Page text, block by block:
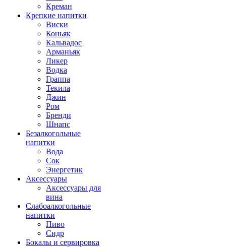
Креман
Крепкие напитки
Виски
Коньяк
Кальвадос
Арманьяк
Ликер
Водка
Граппа
Текила
Джин
Ром
Бренди
Шнапс
Безалкогольные
напитки
Вода
Сок
Энергетик
Аксессуары
Аксессуары для
вина
Слабоалкогольные
напитки
Пиво
Сидр
Бокалы и сервировка